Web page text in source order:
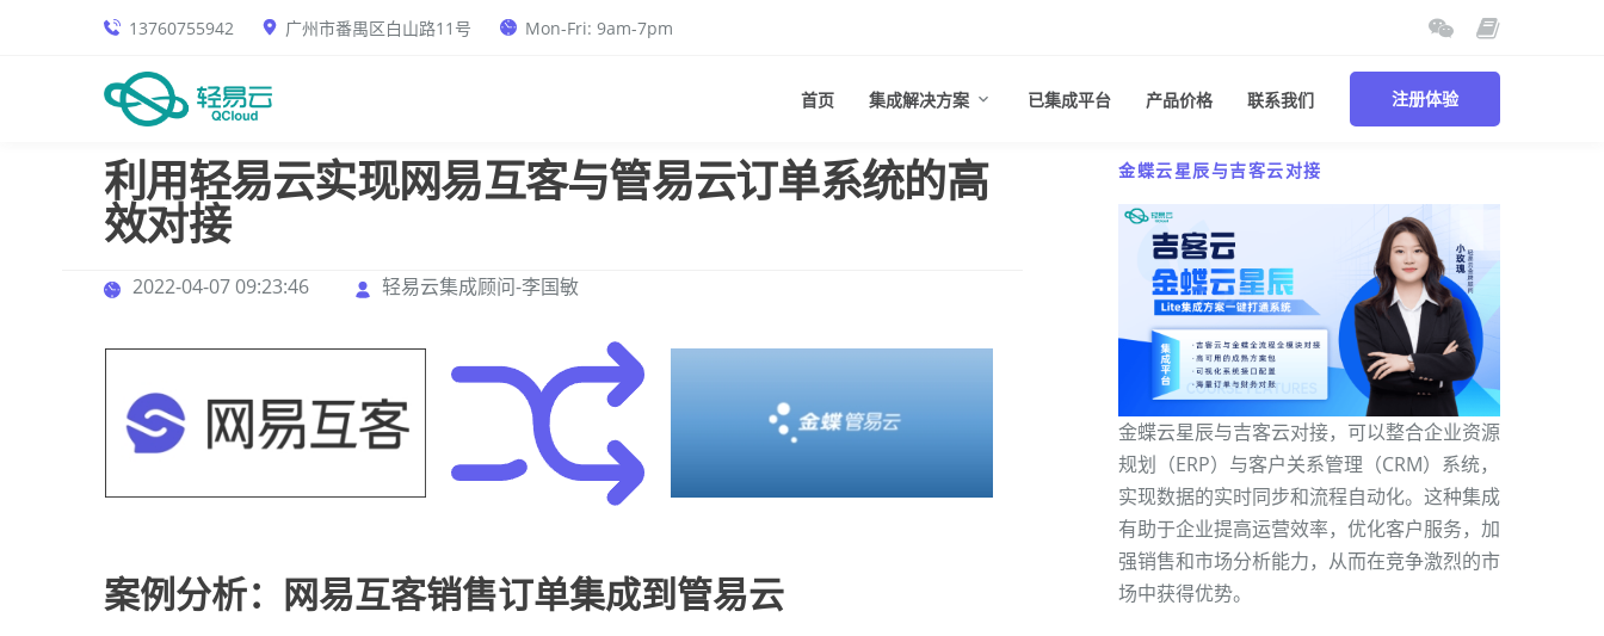
13760755942 广州市番禺区白山路11号 Mon-Fri: 9am-7pm
首页 集成解决方案 已集成平台 产品价格 联系我们 注册体验
利用轻易云实现网易互客与管易云订单系统的高
效对接
2022-04-07 09:23:46 轻易云集成顾问-李国敏
案例分析：网易互客销售订单集成到管易云
金蝶云星辰与吉客云对接
金蝶云星辰与吉客云对接，可以整合企业资源
规划（ERP）与客户关系管理（CRM）系统，
实现数据的实时同步和流程自动化。这种集成
有助于企业提高运营效率，优化客户服务，加
强销售和市场分析能力，从而在竞争激烈的市
场中获得优势。